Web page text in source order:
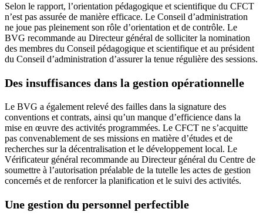
Selon le rapport, l’orientation pédagogique et scientifique du CFCT
n’est pas assurée de manière efficace. Le Conseil d’administration
ne joue pas pleinement son rôle d’orientation et de contrôle. Le
BVG recommande au Directeur général de solliciter la nomination
des membres du Conseil pédagogique et scientifique et au président
du Conseil d’administration d’assurer la tenue régulière des sessions.
Des insuffisances dans la gestion opérationnelle
Le BVG a également relevé des failles dans la signature des
conventions et contrats, ainsi qu’un manque d’efficience dans la
mise en œuvre des activités programmées. Le CFCT ne s’acquitte
pas convenablement de ses missions en matière d’études et de
recherches sur la décentralisation et le développement local. Le
Vérificateur général recommande au Directeur général du Centre de
soumettre à l’autorisation préalable de la tutelle les actes de gestion
concernés et de renforcer la planification et le suivi des activités.
Une gestion du personnel perfectible